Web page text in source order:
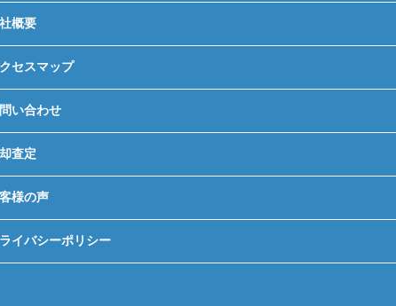
概要
セスマップ
い合わせ
査定
様の声
イバシーポリシー